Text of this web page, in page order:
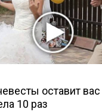
оставит
10 раз